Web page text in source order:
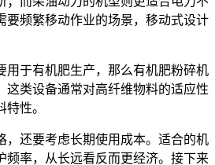
要频繁移动作业的场景，移动式设计
用于有机肥生产，那么有机肥粉碎机
这类设备通常对高纤维物料的适应性
性。
，还要考虑长期使用成本。适合的机
频率，从长远看反而更经济。接下来